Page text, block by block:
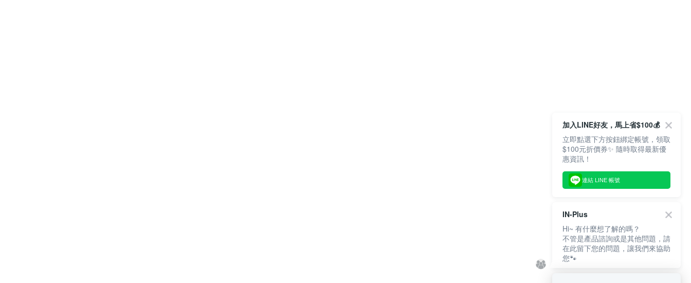
加入LINE好友，馬上省$100💰
立即點選下方按鈕綁定帳號，領取
$100元折價券✨ 隨時取得最新優
惠資訊！
連結 LINE 帳號
IN-Plus
Hi~ 有什麼想了解的嗎？
不管是產品諮詢或是其他問題，請
在此留下您的問題，讓我們來協助
您🐾